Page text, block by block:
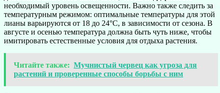
необходимый уровень освещенности. Важно также следить за
температурным режимом: оптимальные температуры для этой
лианы варьируются от 18 до 24°C, в зависимости от сезона. В
августе и осенью температура должна быть чуть ниже, чтобы
имитировать естественные условия для отдыха растения.
Читайте также: Мучнистый червец как угроза для
растений и проверенные способы борьбы с ним